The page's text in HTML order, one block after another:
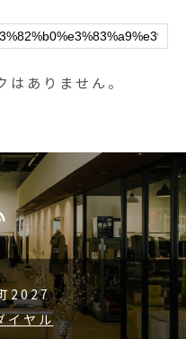
心して日々をお過ごし
リバティシュシュ #殺菌
#松江 #島根 #山陰
モーニング9:00〜11:
）ランチ 11:30〜14:
ープリー#松江ランチ#
ェ#ドリンク#テイクアウ
ク#パスタ#パスタランチ
タ#ケーキ
はありません。
2027
イヤル